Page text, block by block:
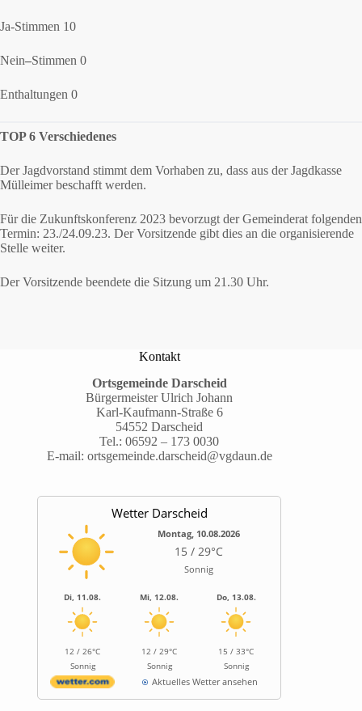
Ja-Stimmen 10
Nein–Stimmen 0
Enthaltungen 0
TOP 6 Verschiedenes
Der Jagdvorstand stimmt dem Vorhaben zu, dass aus der Jagdkasse
Mülleimer beschafft werden.
Für die Zukunftskonferenz 2023 bevorzugt der Gemeinderat folgenden
Termin: 23./24.09.23. Der Vorsitzende gibt dies an die organisierende
Stelle weiter.
Der Vorsitzende beendete die Sitzung um 21.30 Uhr.
Kontakt
Ortsgemeinde Darscheid
Bürgermeister Ulrich Johann
Karl-Kaufmann-Straße 6
54552 Darscheid
Tel.:06592 – 173 0030
E-mail: ortsgemeinde.darscheid@vgdaun.de
Wetter Darscheid
Montag, 10.08.2026
15 / 29°C
Sonnig
Di, 11.08.
12 / 26°C
Sonnig
Mi, 12.08.
12 / 29°C
Sonnig
Do, 13.08.
15 / 33°C
Sonnig
Aktuelles Wetter ansehen